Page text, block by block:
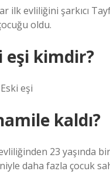
ilk evliliğini şarkıcı
oldu.
eşi kimdir?
eşi
kaldı?
23 yaşında
daha fazla çocuk